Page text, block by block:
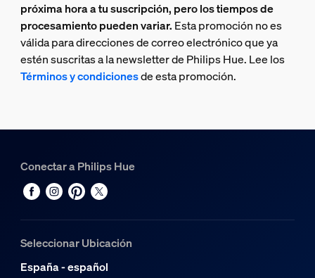
próxima hora a tu suscripción, pero los tiempos de
procesamiento pueden variar. Esta promoción no es
válida para direcciones de correo electrónico que ya
estén suscritas a la newsletter de Philips Hue. Lee los
Términos y condicionesde esta promoción.
Conectar a Philips Hue
Seleccionar Ubicación
España - español